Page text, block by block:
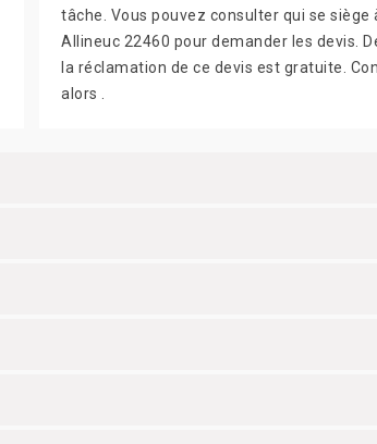
tâche. Vous pouvez consulter qui se siège
Allineuc 22460 pour demander les devis.
la réclamation de ce devis est gratuite.
alors .